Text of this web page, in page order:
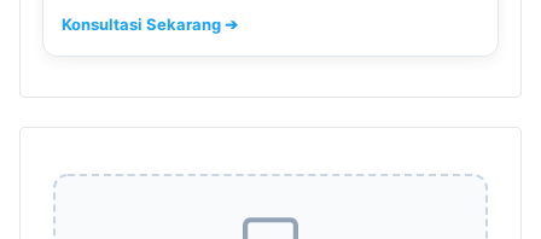
Konsultasi Sekarang ➔